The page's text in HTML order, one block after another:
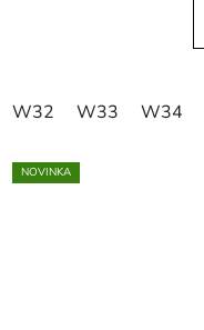
W32 W33 W34
NOVINKA